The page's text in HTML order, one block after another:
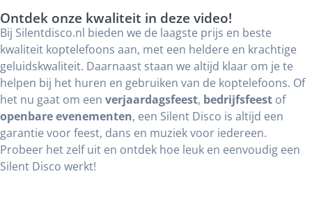
Ontdek onze kwaliteit in deze video!
Bij Silentdisco.nl bieden we de laagste prijs en beste
kwaliteit koptelefoons aan, met een heldere en krachtige
geluidskwaliteit. Daarnaast staan we altijd klaar om je te
helpen bij het huren en gebruiken van de koptelefoons. Of
het nu gaat om een verjaardagsfeest, bedrijfsfeest of
openbare evenementen, een Silent Disco is altijd een
garantie voor feest, dans en muziek voor iedereen.
Probeer het zelf uit en ontdek hoe leuk en eenvoudig een
Silent Disco werkt!